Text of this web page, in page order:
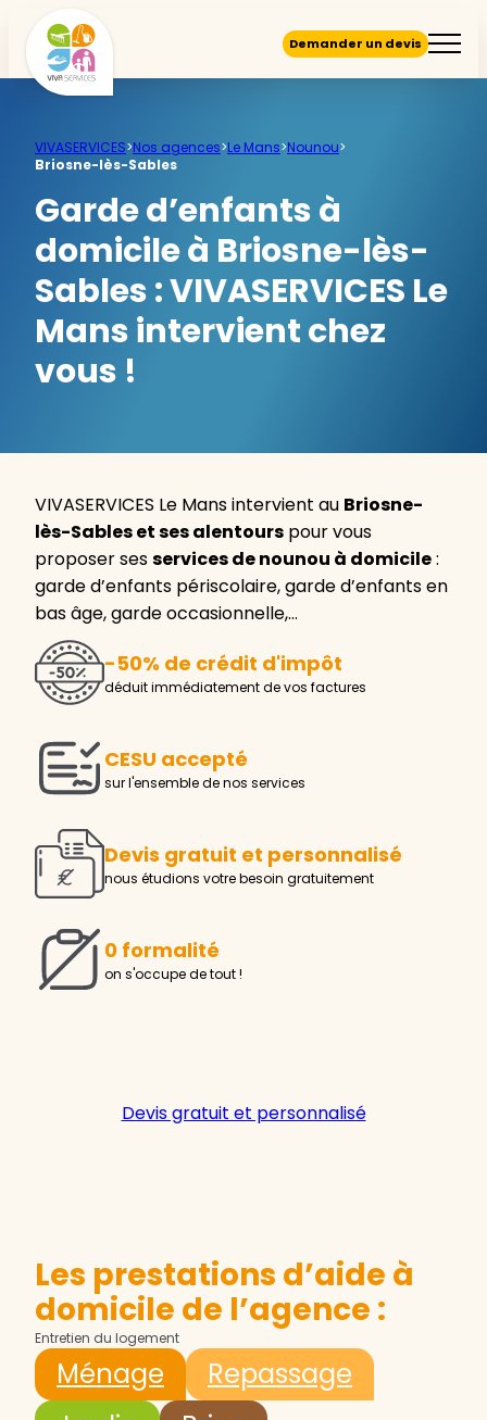
Demander un devis
VIVASERVICES>Nos agences>Le Mans>Nounou>
Briosne-lès-Sables
Garde d’enfants à
domicile à Briosne-lès-
Sables :VIVASERVICES Le
Mans intervient chez
vous !
VIVASERVICES Le Mans intervient au Briosne-
lès-Sables et ses alentours pour vous
proposer sesservices de nounou à domicile:
garde d’enfants périscolaire, garde d’enfants en
bas âge, garde occasionnelle,…
-50% de crédit d'impôt
déduit immédiatement de vos factures
CESU accepté
sur l'ensemble de nos services
Devis gratuit et personnalisé
nous étudions votre besoin gratuitement
0 formalité
on s'occupe de tout !
Devis gratuit et personnalisé
Les prestations d’aide à
domicile de l’agence :
Entretien du logement
Ménage
Repassage